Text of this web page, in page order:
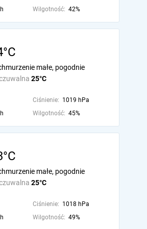
Wilgotność: 42%
25°C
małe, pogodnie
Ciśnienie: 1019 hPa
Wilgotność: 45%
25°C
małe, pogodnie
Ciśnienie: 1018 hPa
Wilgotność: 49%